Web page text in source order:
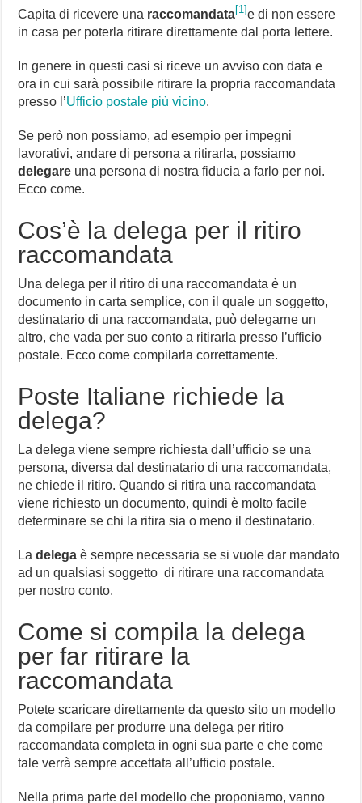
Capita di ricevere una raccomandata[1]e di non essere
in casa per poterla ritirare direttamente dal porta lettere.
In genere in questi casi si riceve un avviso con data e
ora in cui sarà possibile ritirare la propria raccomandata
presso l’Ufficio postale più vicino.
Se però non possiamo, ad esempio per impegni
lavorativi, andare di persona a ritirarla, possiamo
delegare una persona di nostra fiducia a farlo per noi.
Ecco come.
Cos’è la delega per il ritiro
raccomandata
Una delega per il ritiro di una raccomandata è un
documento in carta semplice, con il quale un soggetto,
destinatario di una raccomandata, può delegarne un
altro, che vada per suo conto a ritirarla presso l’ufficio
postale. Ecco come compilarla correttamente.
Poste Italiane richiede la
delega?
La delega viene sempre richiesta dall’ufficio se una
persona, diversa dal destinatario di una raccomandata,
ne chiede il ritiro. Quando si ritira una raccomandata
viene richiesto un documento, quindi è molto facile
determinare se chi la ritira sia o meno il destinatario.
Ladelega è sempre necessaria se si vuole dar mandato
ad un qualsiasi soggetto di ritirare una raccomandata
per nostro conto.
Come si compila la delega
per far ritirare la
raccomandata
Potete scaricare direttamente da questo sito un modello
da compilare per produrre una delega per ritiro
raccomandata completa in ogni sua parte e che come
tale verrà sempre accettata all’ufficio postale.
Nella prima parte del modello che proponiamo, vanno